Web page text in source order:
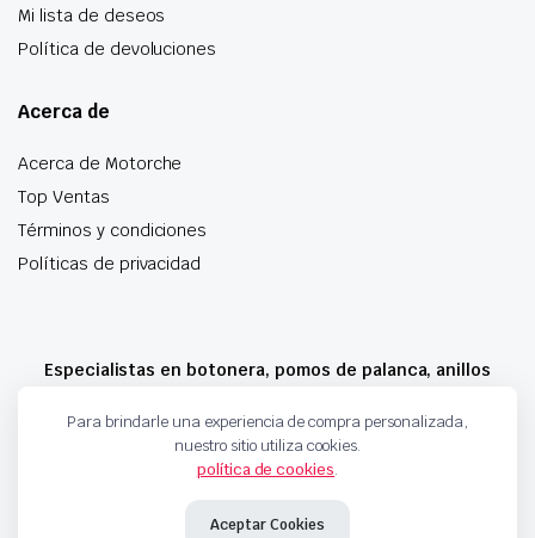
Mi lista de deseos
Política de devoluciones
Acerca de
Acerca de Motorche
Top Ventas
Términos y condiciones
Políticas de privacidad
Especialistas en botonera, pomos de palanca, anillos
Copyright 2024 © Motorche Autoparts. Todos los derechos reservados
Para brindarle una experiencia de compra personalizada,
nuestro sitio utiliza cookies.
política de cookies.
Aceptar Cookies